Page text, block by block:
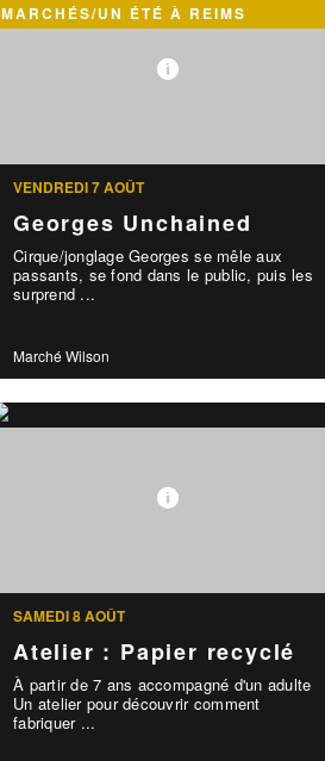
MARCHÉS/UN ÉTÉ À REIMS
VENDREDI 7 AOÛT
Georges Unchained
Cirque/jonglage Georges se mêle aux
passants, se fond dans le public, puis les
surprend ...
Marché Wilson
SAMEDI 8 AOÛT
Atelier : Papier recyclé
À partir de 7 ans accompagné d'un adulte
Un atelier pour découvrir comment
fabriquer ...